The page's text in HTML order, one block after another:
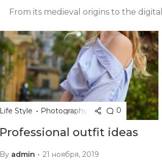
From its medieval origins to the
Life Style Photography 0
Professional outfit ideas
By admin 21 ноября, 2019